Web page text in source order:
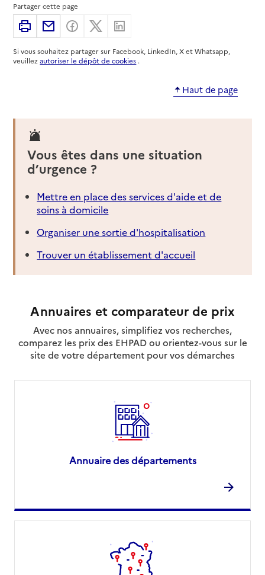
Adresse
4 chemin du Radel
12200-Villefranche-de-Rouergue
02 43 72 02 02
Dernier rapport d'évaluation de la qualité
Voir la fiche
Source des données : Finess n° 120008370
Mis à jour le : 22/07/2026
Service autonomie à domicile (aide)
Services ADMR
Adresse
11 rue Durand de Montlauzeur
12200-Villefranche-de-Rouergue
05 65 29 51 76
Contact
Source des données : Finess n° 120005244
Mis à jour le : 22/07/2026
Service autonomie à domicile (aide)
Éop la
Adresse
12 quai du Temple
Site internet
Mis à jour le : 23/07/2026
Partager cette page
ImprimerPartager par email
Partager sur Facebook
Partager sur X
Si vous souhaitez partager sur Facebook, LinkedIn, X et Whatsapp,
veuillezautoriser le dépôt de cookies .
Haut de page
Vous êtes dans une situation
d’urgence ?
Mettre en place des services d'aide et de
soins à domicile
Organiser une sortie d'hospitalisation
Trouver un établissement d'accueil
Annuaires et comparateur de prix
Avec nos annuaires, simplifiez vos recherches,
comparez les prix des EHPAD ou orientez-vous sur le
site de votre département pour vos démarches
Annuaire des départements